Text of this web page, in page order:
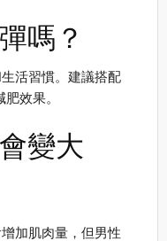
嗎？
活習慣。建議搭配
效果。
變大
加肌肉量，但男性